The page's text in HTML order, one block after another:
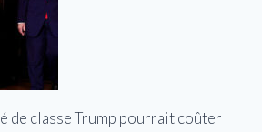
de classe Trump pourrait coûter